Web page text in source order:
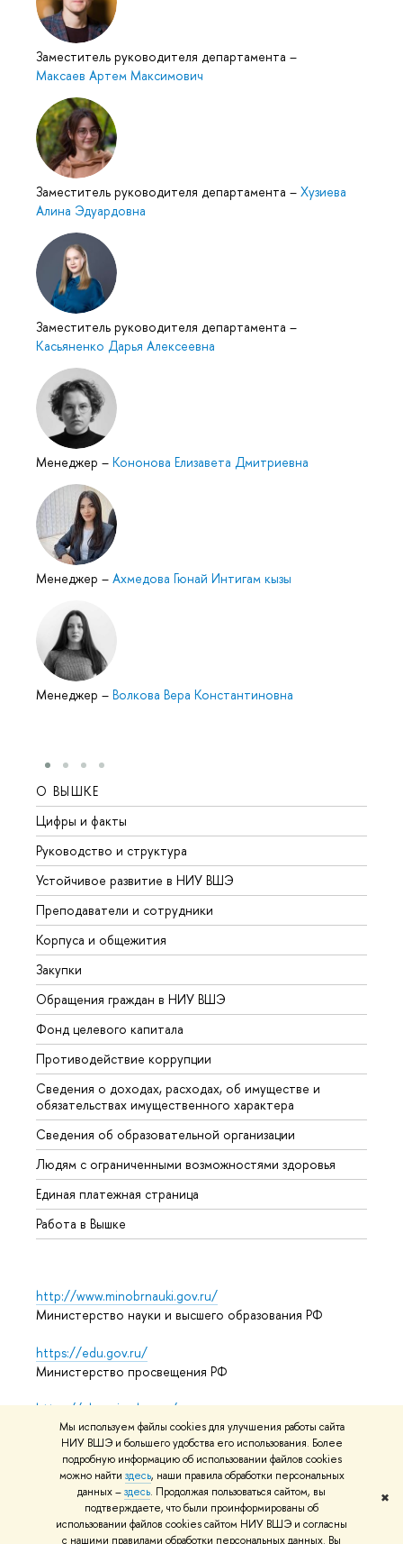
Мы используем файлы cookies для улучшения работы сайта
НИУ ВШЭ и большего удобства его использования. Более
подробную информацию об использовании файлов cookies
можно найти здесь, наши правила обработки персональных
данных –здесь. Продолжая пользоваться сайтом, вы
подтверждаете, что были проинформированы об
использовании файлов cookies сайтом НИУ ВШЭ и согласны
с нашими правилами обработки персональных данных. Вы
✖
Заместитель руководителя департамента –
Максаев Артем Максимович
Заместитель руководителя департамента – Хузиева
Алина Эдуардовна
Заместитель руководителя департамента –
Касьяненко Дарья Алексеевна
Менеджер – Кононова Елизавета Дмитриевна
Менеджер – Ахмедова Гюнай Интигам кызы
Менеджер – Волкова Вера Константиновна
О ВЫШКЕ
Цифры и факты
Руководство и структура
Устойчивое развитие в НИУ ВШЭ
Преподаватели и сотрудники
Корпуса и общежития
Закупки
Обращения граждан в НИУ ВШЭ
Фонд целевого капитала
Противодействие коррупции
Сведения о доходах, расходах, об имуществе и
обязательствах имущественного характера
Сведения об образовательной организации
Людям с ограниченными возможностями здоровья
Единая платежная страница
Работа в Вышке
http://www.minobrnauki.gov.ru/
Министерство науки и высшего образования РФ
https://edu.gov.ru/
Министерство просвещения РФ
https://elearning.hse.ru/mooc
Массовые открытые онлайн-курсы
© НИУ ВШЭ 1993–2026 Адреса и контактыУсловия
использования материаловПолитика конфиденциальности
Карта сайта